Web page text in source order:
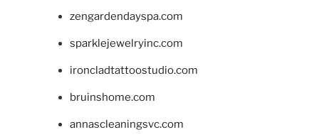
zengardendayspa.com
sparklejewelryinc.com
ironcladtattoostudio.com
bruinshome.com
annascleaningsvc.com